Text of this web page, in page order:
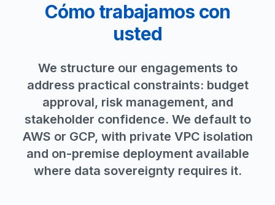
Cómo trabajamos con
usted
We structure our engagements to
address practical constraints: budget
approval, risk management, and
stakeholder confidence. We default to
AWS or GCP, with private VPC isolation
and on-premise deployment available
where data sovereignty requires it.